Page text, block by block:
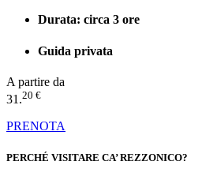
Durata: circa 3 ore
Guida privata
A partire da
31.20 €
PRENOTA
PERCHÉ VISITARE CA’ REZZONICO?